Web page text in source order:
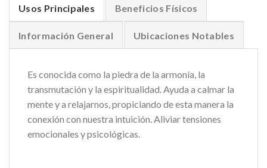
Usos Principales Beneficios Físicos
Información General Ubicaciones Notables
Es conocida como la piedra de la armonía, la
transmutación y la espiritualidad. Ayuda a calmar la
mente y a relajarnos, propiciando de esta manera la
conexión con nuestra intuición. Aliviar tensiones
emocionales y psicológicas.